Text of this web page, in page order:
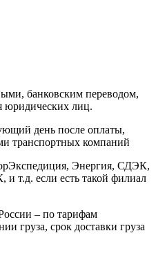
банковским переводом,
юридических лиц.
день после оплаты,
транспортных компаний
Энергия, СДЭК,
т.д. если есть такой филиал
– по тарифам
груза, срок доставки груза